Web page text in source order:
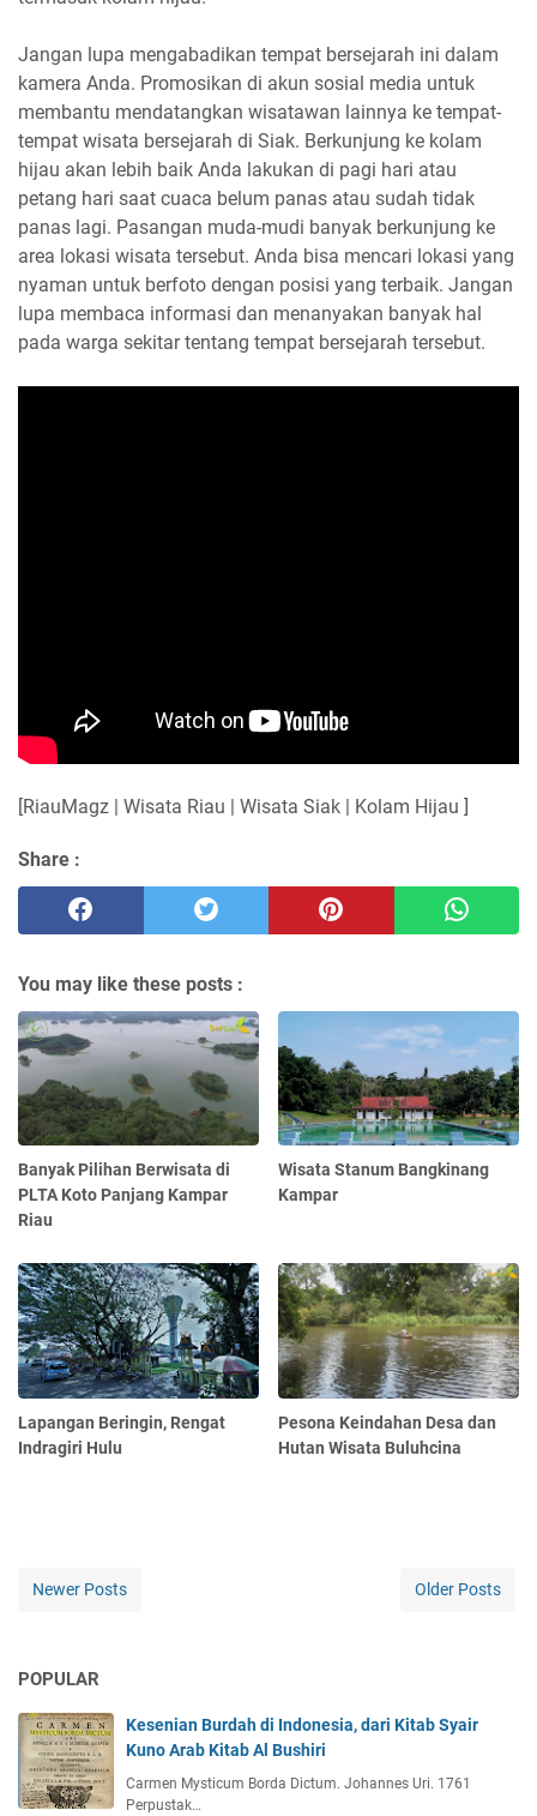
Jangan lupa mengabadikan tempat bersejarah ini dalam
kamera Anda. Promosikan di akun sosial media untuk
membantu mendatangkan wisatawan lainnya ke tempat-
tempat wisata bersejarah di Siak. Berkunjung ke kolam
hijau akan lebih baik Anda lakukan di pagi hari atau
petang hari saat cuaca belum panas atau sudah tidak
panas lagi. Pasangan muda-mudi banyak berkunjung ke
area lokasi wisata tersebut. Anda bisa mencari lokasi yang
nyaman untuk berfoto dengan posisi yang terbaik. Jangan
lupa membaca informasi dan menanyakan banyak hal
pada warga sekitar tentang tempat bersejarah tersebut.
[RiauMagz | Wisata Riau | Wisata Siak | Kolam Hijau ]
Share :
You may like these posts :
Banyak Pilihan Berwisata di
PLTA Koto Panjang Kampar
Riau
Wisata Stanum Bangkinang
Kampar
Lapangan Beringin, Rengat
Indragiri Hulu
Pesona Keindahan Desa dan
Hutan Wisata Buluhcina
Newer Posts Older Posts
POPULAR
Kesenian Burdah di Indonesia, dari Kitab Syair
Kuno Arab Kitab Al Bushiri
Carmen Mysticum Borda Dictum. Johannes Uri. 1761
Perpustak…